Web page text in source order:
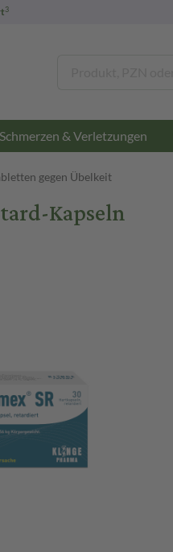
3
Schmerzen & Verletzungen
gegen Übelkeit
Kapseln